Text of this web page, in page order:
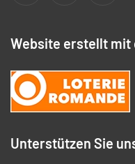
Website erstellt mit
Unterstützen Sie